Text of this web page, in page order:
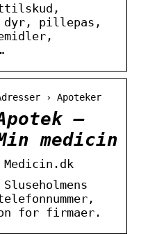
dyr, pillepas,
› Apoteker
–
medicin
Medicin.dk
for firmaer.